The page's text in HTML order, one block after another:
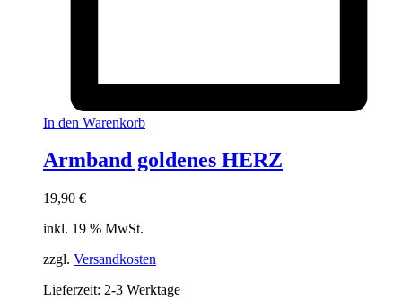
In den Warenkorb
Armband goldenes HERZ
19,90 €
inkl. 19 % MwSt.
zzgl. Versandkosten
Lieferzeit: 2-3 Werktage